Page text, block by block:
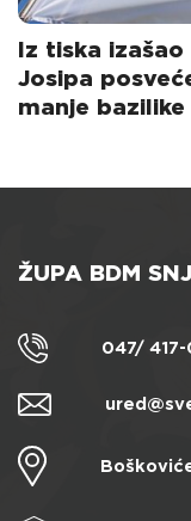
Iz tiska
Josipa
manje bazilike
ŽUPA BDM
047/ 417-